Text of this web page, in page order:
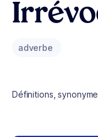
adverbe
Définitions,